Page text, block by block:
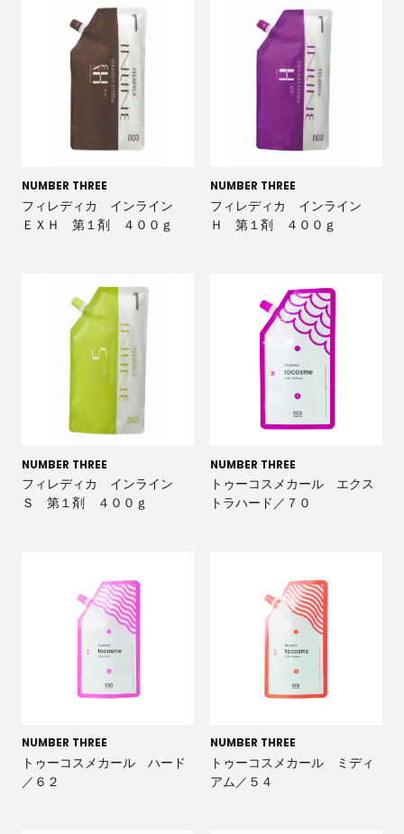
NUMBER THREE
フィレディカ インライン
ＥＸＨ 第１剤 ４００ｇ
NUMBER THREE
フィレディカ インライン
Ｈ 第１剤 ４００ｇ
NUMBER THREE
フィレディカ インライン
Ｓ 第１剤 ４００ｇ
NUMBER THREE
トゥーコスメカール エクス
トラハード／７０
NUMBER THREE
トゥーコスメカール ハード
／６２
NUMBER THREE
トゥーコスメカール ミディ
アム／５４